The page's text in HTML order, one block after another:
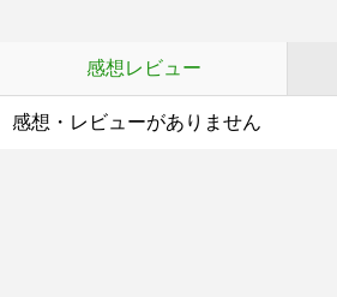
感想レビュー
感想・レビューがありません